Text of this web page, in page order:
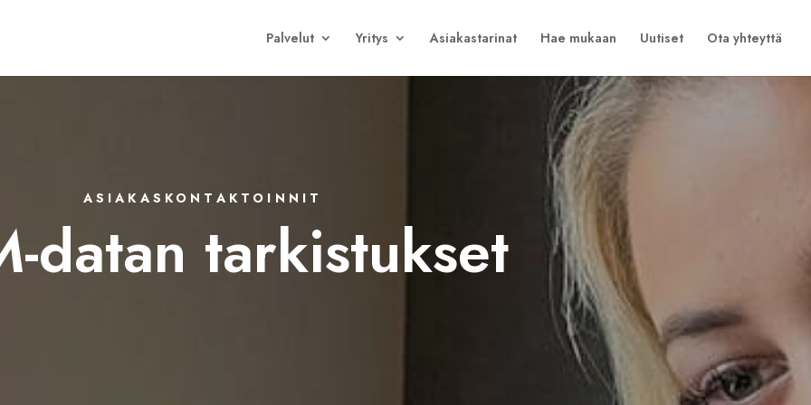
Palvelut Yritys Asiakastarinat Hae mukaan Uutiset Ota yhteyttä
ASIAKASKONTAKTOINNIT
datan tarkistukset